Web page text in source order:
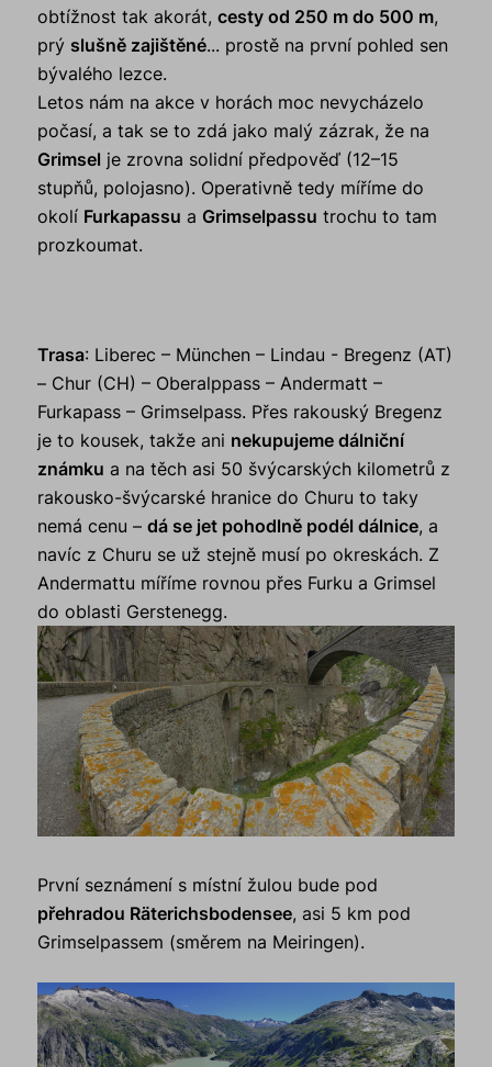
obtížnost tak akorát,cesty od 250 m do 500 m,
prý slušně zajištěné... prostě na první pohled sen
bývalého lezce.
Letos nám na akce v horách moc nevycházelo
počasí, a tak se to zdá jako malý zázrak, že na
Grimsel je zrovna solidní předpověď (12–15
stupňů, polojasno). Operativně tedy míříme do
okolí Furkapassu a Grimselpassu trochu to tam
prozkoumat.
Trasa: Liberec – München – Lindau - Bregenz (AT)
– Chur (CH) – Oberalppass – Andermatt –
Furkapass – Grimselpass. Přes rakouský Bregenz
je to kousek, takže ani nekupujeme dálniční
známku a na těch asi 50 švýcarských kilometrů z
rakousko-švýcarské hranice do Churu to taky
nemá cenu –dá se jet pohodlně podél dálnice, a
navíc z Churu se už stejně musí po okreskách. Z
Andermattu míříme rovnou přes Furku a Grimsel
do oblasti Gerstenegg.
První seznámení s místní žulou bude pod
přehradou Räterichsbodensee, asi 5 km pod
Grimselpassem (směrem na Meiringen).